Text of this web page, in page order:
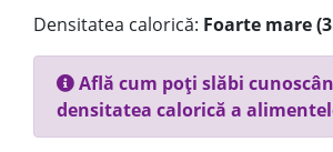
Densitatea calorică: Foarte mare
Află cum poți slăbi
densitatea calorică a